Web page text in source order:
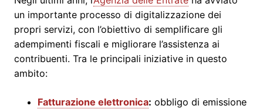
un importante processo di digitalizzazione dei
propri servizi, con l’obiettivo di semplificare gli
adempimenti fiscali e migliorare l’assistenza ai
contribuenti. Tra le principali iniziative in questo
ambito:
Fatturazione elettronica: obbligo di emissione